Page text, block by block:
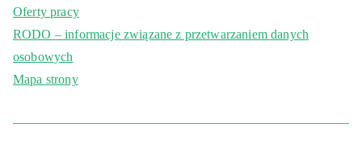
Oferty pracy
RODO – informacje związane z przetwarzaniem danych
osobowych
Mapa strony